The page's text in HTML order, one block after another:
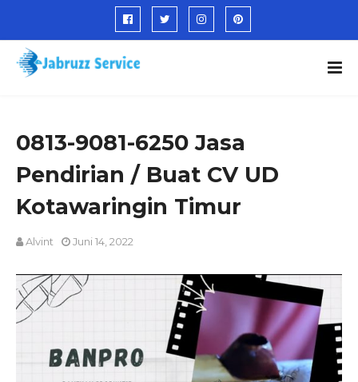
0813-9081-6250 Jasa
Pendirian / Buat CV UD
Kotawaringin Timur
Alvint Juni 14, 2022